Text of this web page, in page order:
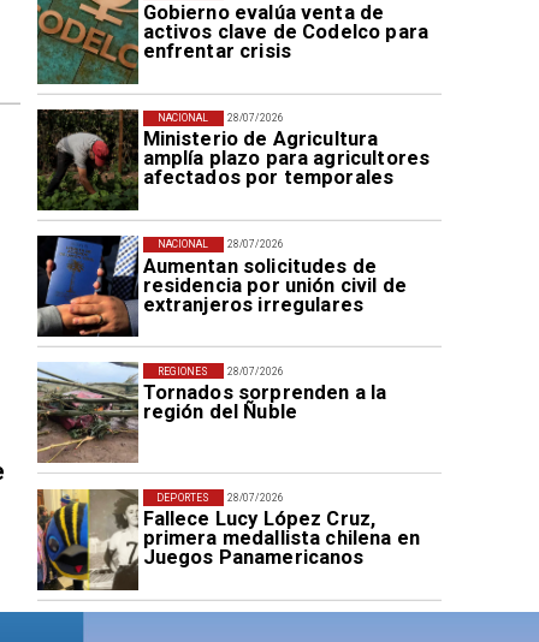
Gobierno evalúa venta de
activos clave de Codelco para
enfrentar crisis
28/07/2026
Ministerio de Agricultura
amplía plazo para agricultores
afectados por temporales
NACIONAL
28/07/2026
Aumentan solicitudes de
residencia por unión civil de
extranjeros irregulares
NACIONAL
28/07/2026
Tornados sorprenden a la
región del Ñuble
REGIONES
28/07/2026
Fallece Lucy López Cruz,
primera medallista chilena en
Juegos Panamericanos
DEPORTES